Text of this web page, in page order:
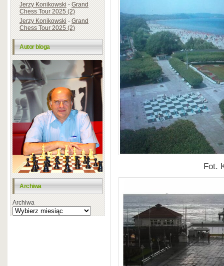
Jerzy Konikowski-Grand
Chess Tour 2025 (2)
Jerzy Konikowski-Grand
Chess Tour 2025 (2)
Autor bloga
Archiwa
Archiwa
Fot.